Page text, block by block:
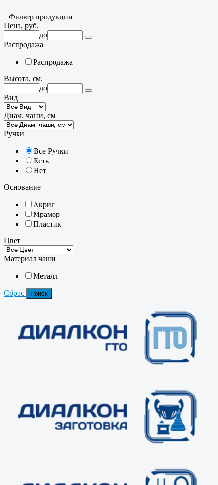
Фильтр продукции
Цена, руб.
до
Распродажа
Распродажа
Высота, см.
до
Вид
Диам. чаши, см
Ручки
Все Ручки
Есть
Нет
Основание
Акрил
Мрамор
Пластик
Цвет
Материал чаши
Металл
Сброс